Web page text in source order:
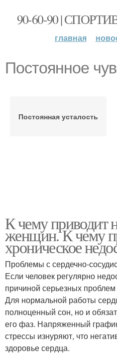
90-60-90 |
главная
Постоянное
Постоянная усталость
К чему приводит
женщин. К чему
хроническое
Проблемы с сердечно-
Если человек регулярно
причиной серьезных
Для нормальной работы
полноценный сон, но и
его фаз. Напряженный
стрессы изнуряют, что
здоровье сердца.